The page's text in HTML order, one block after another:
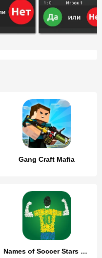
Gang Craft Mafia
Names of Soccer Stars Quiz